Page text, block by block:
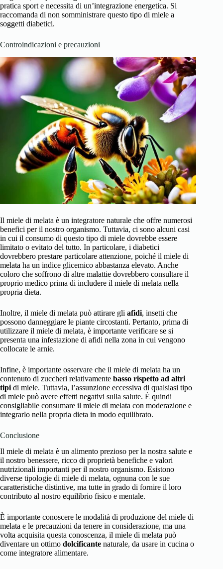
pratica sport e necessita di un’integrazione energetica. Si
raccomanda di non somministrare questo tipo di miele a
soggetti diabetici.
Controindicazioni e precauzioni
Il miele di melata è un integratore naturale che offre numerosi
benefici per il nostro organismo. Tuttavia, ci sono alcuni casi
in cui il consumo di questo tipo di miele dovrebbe essere
limitato o evitato del tutto. In particolare, i diabetici
dovrebbero prestare particolare attenzione, poiché il miele di
melata ha un indice glicemico abbastanza elevato. Anche
coloro che soffrono di altre malattie dovrebbero consultare il
proprio medico prima di includere il miele di melata nella
propria dieta.
Inoltre, il miele di melata può attirare gli afidi, insetti che
possono danneggiare le piante circostanti. Pertanto, prima di
utilizzare il miele di melata, è importante verificare se si
presenta una infestazione di afidi nella zona in cui vengono
collocate le arnie.
Infine, è importante osservare che il miele di melata ha un
contenuto di zuccheri relativamente basso rispetto ad altri
tipi di miele. Tuttavia, l’assunzione eccessiva di qualsiasi tipo
di miele può avere effetti negativi sulla salute. È quindi
consigliabile consumare il miele di melata con moderazione e
integrarlo nella propria dieta in modo equilibrato.
Conclusione
Il miele di melata è un alimento prezioso per la nostra salute e
il nostro benessere, ricco di proprietà benefiche e valori
nutrizionali importanti per il nostro organismo. Esistono
diverse tipologie di miele di melata, ognuna con le sue
caratteristiche distintive, ma tutte in grado di fornire il loro
contributo al nostro equilibrio fisico e mentale.
È importante conoscere le modalità di produzione del miele di
melata e le precauzioni da tenere in considerazione, ma una
volta acquisita questa conoscenza, il miele di melata può
diventare un ottimo dolcificante naturale, da usare in cucina o
come integratore alimentare.